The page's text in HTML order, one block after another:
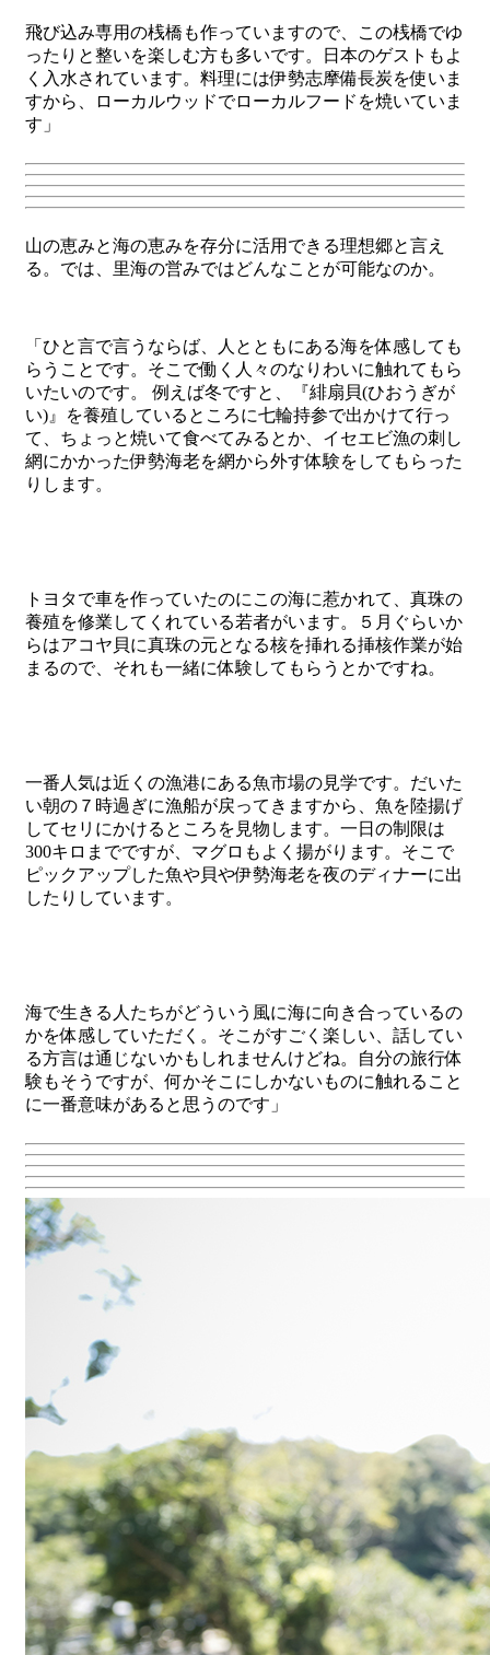
飛び込み専用の桟橋も作っていますので、この桟橋でゆ
ったりと整いを楽しむ方も多いです。日本のゲストもよ
く入水されています。料理には伊勢志摩備長炭を使いま
すから、ローカルウッドでローカルフードを焼いていま
す」
山の恵みと海の恵みを存分に活用できる理想郷と言え
る。では、里海の営みではどんなことが可能なのか。
「ひと言で言うならば、人とともにある海を体感しても
らうことです。そこで働く人々のなりわいに触れてもら
いたいのです。 例えば冬ですと、『緋扇貝(ひおうぎが
い) 』を養殖しているところに七輪持参で出かけて行っ
て、ちょっと焼いて食べてみるとか、 イセエビ漁の刺し
網にかかった伊勢海老を網から外す体験をしてもらった
りします。
トヨタで車を作っていたのにこの海に惹かれて、真珠の
養殖を修業してくれている若者がいます。５月ぐらいか
らはアコヤ貝に真珠の元となる核を挿れる挿核作業が始
まるので、それも一緒に体験してもらうとかですね。
一番人気は近くの漁港にある魚市場の見学です。だいた
い朝の７時過ぎに漁船が戻ってきますから、魚を陸揚げ
してセリにかけるところを見物します。一日の制限は
300キロまでですが、マグロもよく揚がります。そこで
ピックアップした魚や貝や伊勢海老を夜のディナーに出
したりしています。
海で生きる人たちがどういう風に海に向き合っているの
かを体感していただく。そこがすごく楽しい、話してい
る方言は通じないかもしれませんけどね。自分の旅行体
験もそうですが、何かそこにしかないものに触れること
に一番意味があると思うのです」